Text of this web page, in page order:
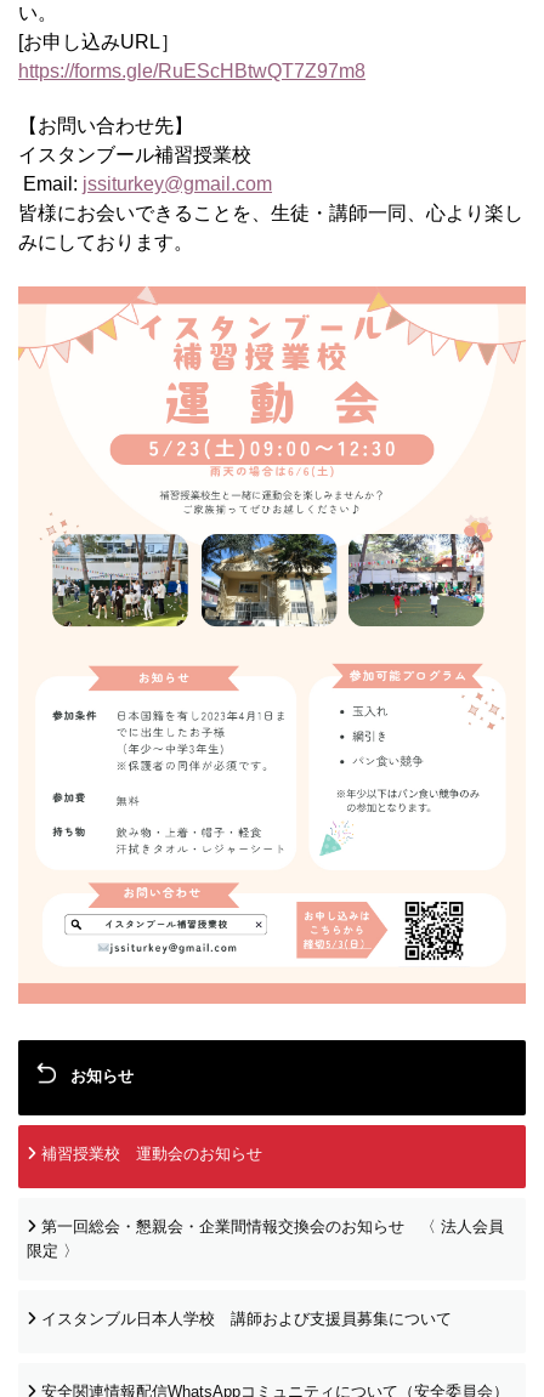
い。
[お申し込みURL］
https://forms.gle/RuEScHBtwQT7Z97m8
【お問い合わせ先】
イスタンブール補習授業校
Email: jssiturkey@gmail.com
皆様にお会いできることを、生徒・講師一同、心より楽し
みにしております。
お知らせ
補習授業校 運動会のお知らせ
第一回総会・懇親会・企業間情報交換会のお知らせ 〈 法人会員
限定 〉
イスタンブル日本人学校 講師および支援員募集について
安全関連情報配信WhatsAppコミュニティについて（安全委員会）